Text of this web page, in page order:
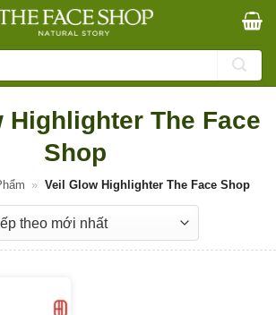
Highlighter The Face
Shop
» Veil Glow Highlighter The Face Shop